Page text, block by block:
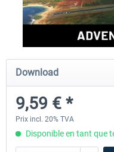
15,00 € *
Download
9,59 € *
Prix incl. 20% TVA
Disponible en tant que